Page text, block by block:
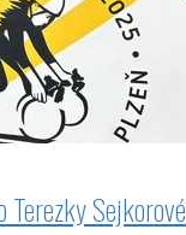
Sejkorové